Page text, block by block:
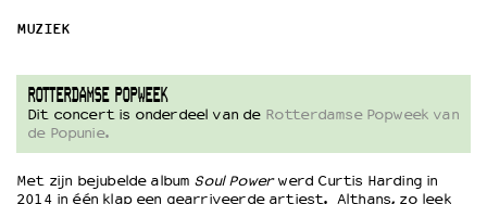
Wat we doen
Werken bij
Wie is wie
Historie
MUZIEK
ROTTERDAMSE POPWEEK
Dit concert is onderdeel van de Rotterdamse Popweek van
de Popunie.
Met zijn bejubelde album Soul Powerwerd Curtis Harding in
2014 in één klap een gearriveerde artiest. Althans, zo leek